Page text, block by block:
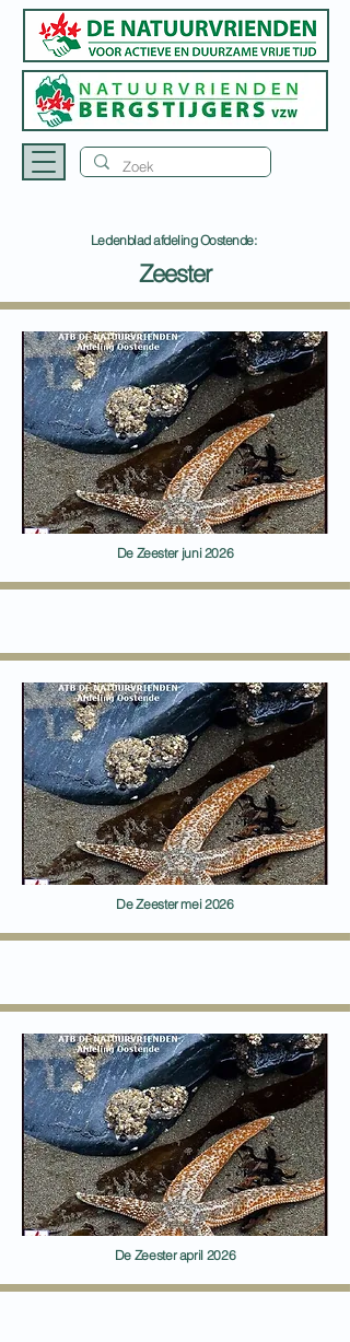
Ledenblad afdeling Oostende:
Zeester
De Zeester juni 2026
De Zeester mei 2026
De Zeester april 2026